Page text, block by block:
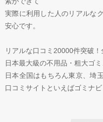
実際に利用した人のリアルな
安心です。
リアルな口コミ20000件突破
日本最大級の不用品・粗大ゴ
日本全国はもちろん東京、埼
口コミサイトといえばゴミナ